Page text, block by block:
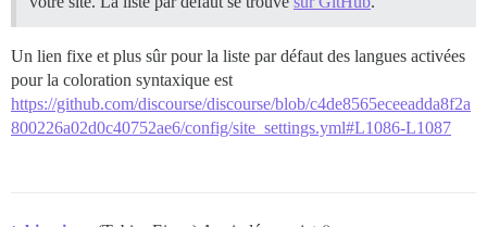
Un lien fixe et plus sûr pour la liste par défaut des langues activées
pour la coloration syntaxique est
https://github.com/discourse/discourse/blob/c4de8565eceeadda8f2a
800226a02d0c40752ae6/config/site_settings.yml#L1086-L1087